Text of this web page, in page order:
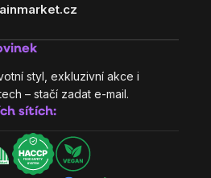
styl, exkluzivní akce i
– stačí zadat e-mail.
sítích: